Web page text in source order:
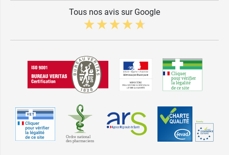
Tous nos avis sur Google